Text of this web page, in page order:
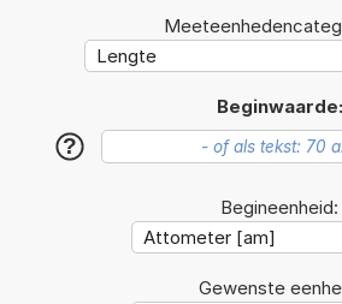
Beginwaarde:
?
Begineenheid:
Gewenste